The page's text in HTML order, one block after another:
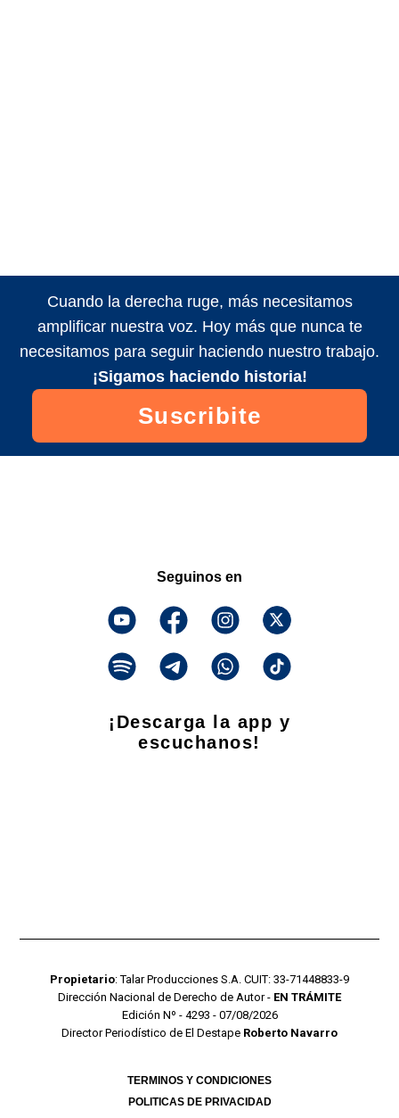
Cuando la derecha ruge, más necesitamos
amplificar nuestra voz. Hoy más que nunca te
necesitamos para seguir haciendo nuestro trabajo.
¡Sigamos haciendo historia!
Suscribite
Seguinos en
¡Descarga la app y
escuchanos!
Propietario: Talar Producciones S.A. CUIT: 33-71448833-9
Dirección Nacional de Derecho de Autor - EN TRÁMITE
Edición Nº - 4293 - 07/08/2026
Director Periodístico de El Destape Roberto Navarro
TERMINOS Y CONDICIONES
POLITICAS DE PRIVACIDAD